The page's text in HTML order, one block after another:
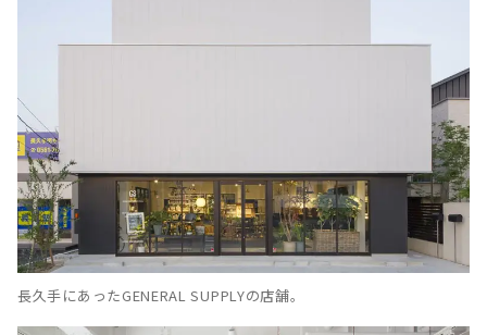
長久手にあったGENERAL SUPPLYの店舗。